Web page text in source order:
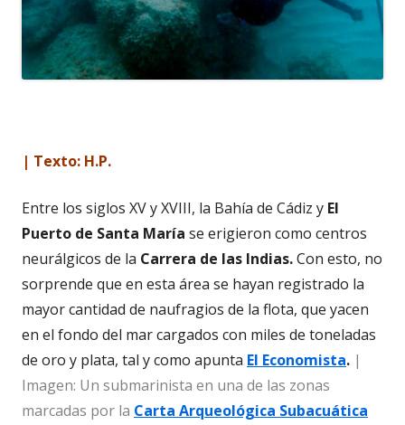
| Texto: H.P.
Entre los siglos XV y XVIII, la Bahía de Cádiz y El
Puerto de Santa María se erigieron como centros
neurálgicos de la Carrera de las Indias.Con esto, no
sorprende que en esta área se hayan registrado la
mayor cantidad de naufragios de la flota, que yacen
en el fondo del mar cargados con miles de toneladas
de oro y plata, tal y como apunta El Economista. |
Imagen: Un submarinista en una de las zonas
marcadas por la Carta Arqueológica Subacuática